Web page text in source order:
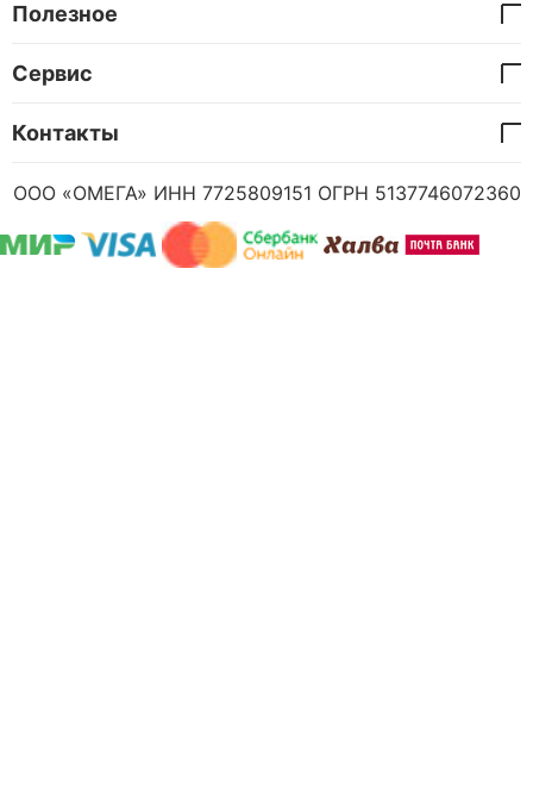
Полезное
Сервис
Контакты
ООО «ОМЕГА» ИНН 7725809151 ОГРН 5137746072360